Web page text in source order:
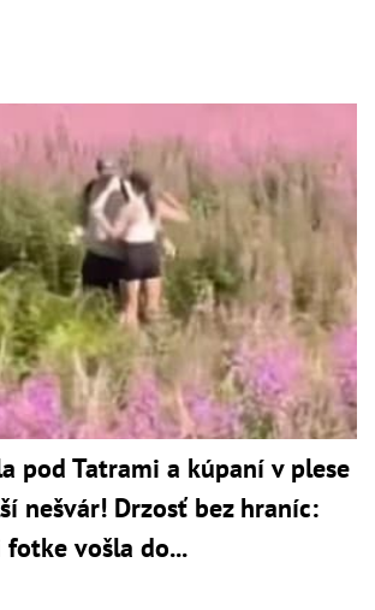
pod Tatrami a kúpaní v plese
nešvár! Drzosť bez hraníc:
vošla do...